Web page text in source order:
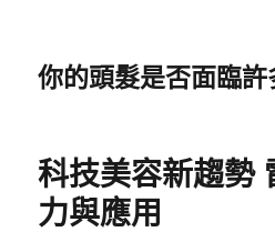
你的頭髮是否面臨許
科技美容新趨勢
力與應用